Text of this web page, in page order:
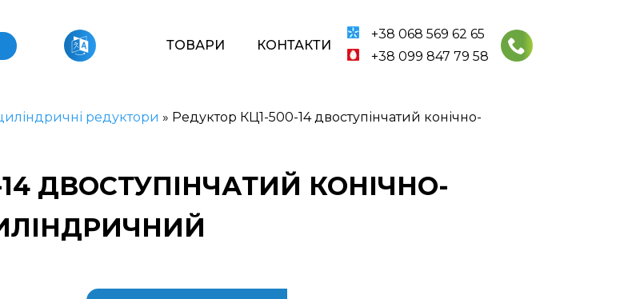
ТОВАРИ КОНТАКТИ
+38 068 569 62 65
+38 099 847 79 58
редуктори » Редуктор КЦ1-500-14 двоступінчатий конічно-
ДВОСТУПІНЧАТИЙ КОНІЧНО-